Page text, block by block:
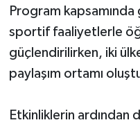
Program
sportif faaliyetlerle
güçlendirilirken, iki
paylaşım ortamı
Etkinliklerin